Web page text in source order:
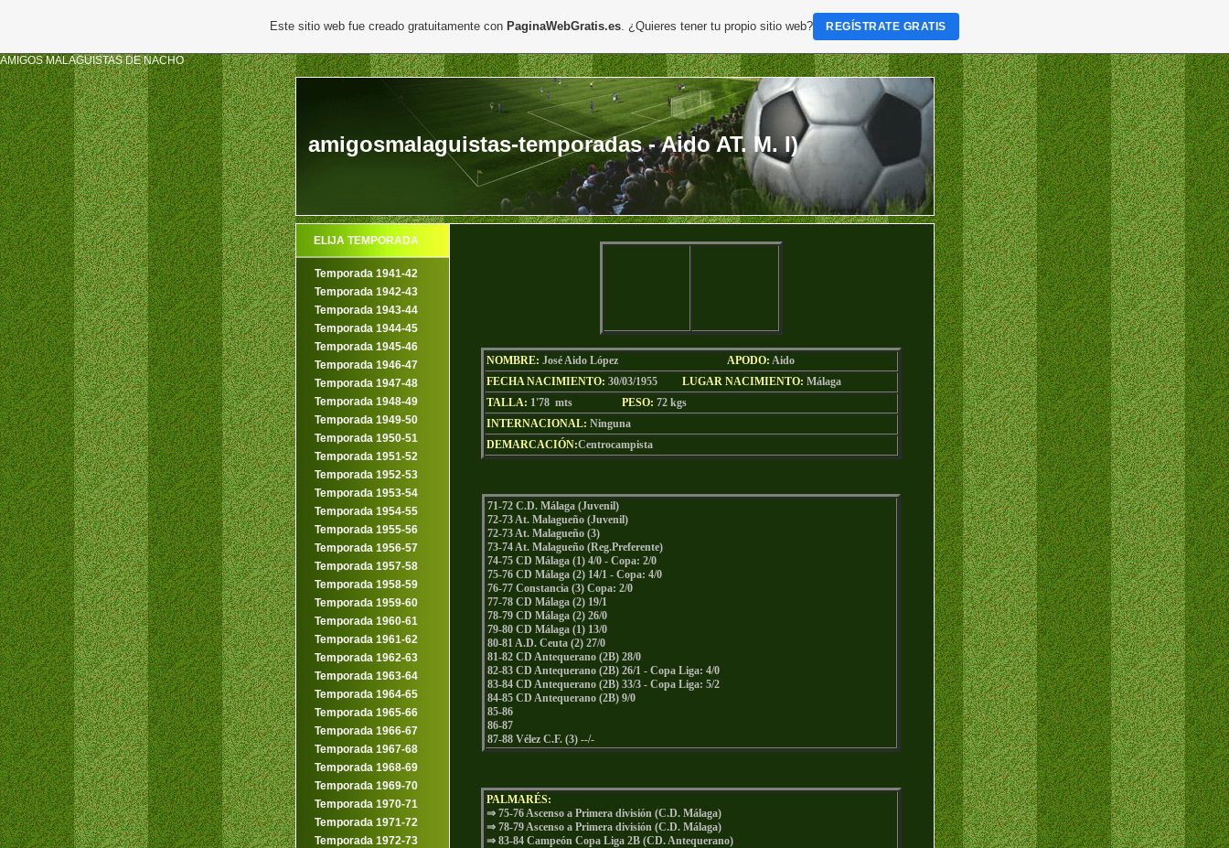
AMIGOS MALAGUISTAS DE NACHO
amigosmalaguistas-temporadas - Aido AT. M. I)
ELIJA TEMPORADA
Temporada 1941-42
Temporada 1942-43
Temporada 1943-44
Temporada 1944-45
Temporada 1945-46
Temporada 1946-47
Temporada 1947-48
Temporada 1948-49
Temporada 1949-50
Temporada 1950-51
Temporada 1951-52
Temporada 1952-53
Temporada 1953-54
Temporada 1954-55
Temporada 1955-56
Temporada 1956-57
Temporada 1957-58
Temporada 1958-59
Temporada 1959-60
Temporada 1960-61
Temporada 1961-62
Temporada 1962-63
Temporada 1963-64
Temporada 1964-65
Temporada 1965-66
Temporada 1966-67
Temporada 1967-68
Temporada 1968-69
Temporada 1969-70
Temporada 1970-71
Temporada 1971-72
Temporada 1972-73
NOMBRE: José Aido López APODO: Aido
FECHA NACIMIENTO: 30/03/1955 LUGAR NACIMIENTO: Málaga
TALLA: 1'78 mts PESO: 72 kgs
INTERNACIONAL: Ninguna
DEMARCACIÓN:Centrocampista
71-72 C.D. Málaga (Juvenil)
72-73 At. Malagueño (Juvenil)
72-73 At. Malagueño (3)
73-74 At. Malagueño (Reg.Preferente)
74-75 CD Málaga (1) 4/0 - Copa: 2/0
75-76 CD Málaga (2) 14/1 - Copa: 4/0
76-77 Constancia (3) Copa: 2/0
77-78 CD Málaga (2) 19/1
78-79 CD Málaga (2) 26/0
79-80 CD Málaga (1) 13/0
80-81 A.D. Ceuta (2) 27/0
81-82 CD Antequerano (2B) 28/0
82-83 CD Antequerano (2B) 26/1 - Copa Liga: 4/0
83-84 CD Antequerano (2B) 33/3 - Copa Liga: 5/2
84-85 CD Antequerano (2B) 9/0
85-86
86-87
87-88 Vélez C.F. (3) --/-
PALMARÉS:
⇒ 75-76 Ascenso a Primera división (C.D. Málaga)
⇒ 78-79 Ascenso a Primera división (C.D. Málaga)
⇒ 83-84 Campeón Copa Liga 2B (CD. Antequerano)
Este sitio web fue creado gratuitamente con PaginaWebGratis.es. ¿Quieres tener tu propio sitio web? REGÍSTRATE GRATIS